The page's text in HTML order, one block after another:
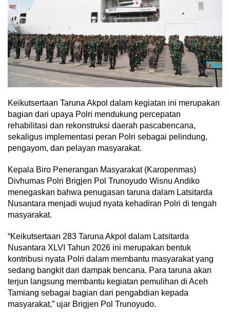
Keikutsertaan Taruna Akpol dalam kegiatan ini merupakan
bagian dari upaya Polri mendukung percepatan
rehabilitasi dan rekonstruksi daerah pascabencana,
sekaligus implementasi peran Polri sebagai pelindung,
pengayom, dan pelayan masyarakat.
Kepala Biro Penerangan Masyarakat (Karopenmas)
Divhumas Polri Brigjen Pol Trunoyudo Wisnu Andiko
menegaskan bahwa penugasan taruna dalam Latsitarda
Nusantara menjadi wujud nyata kehadiran Polri di tengah
masyarakat.
“Keikutsertaan 283 Taruna Akpol dalam Latsitarda
Nusantara XLVI Tahun 2026 ini merupakan bentuk
kontribusi nyata Polri dalam membantu masyarakat yang
sedang bangkit dari dampak bencana. Para taruna akan
terjun langsung membantu kegiatan pemulihan di Aceh
Tamiang sebagai bagian dari pengabdian kepada
masyarakat,” ujar Brigjen Pol Trunoyudo.